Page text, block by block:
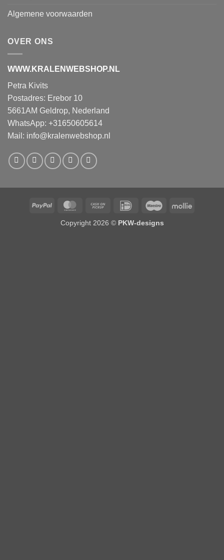
Algemene voorwaarden
OVER ONS
WWW.KRALENWEBSHOP.NL
Petra Kivits
Postadres: Erebor 10
5661AM Geldrop, Nederland
WhatsApp: +31650605614
Mail: info@kralenwebshop.nl
PayPal MasterCardCash
Pickup
IDeal Maestro Mollie
Copyright 2026 © PKW-designs